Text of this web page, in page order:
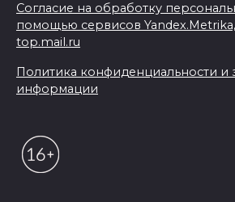
Согласие на обработку
помощью сервисов
top.mail.ru
Политика конфиденциальности и
информации